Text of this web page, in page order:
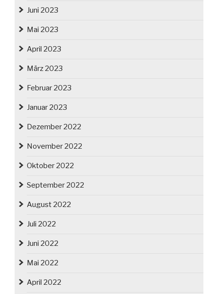
Juni 2023
Mai 2023
April 2023
März 2023
Februar 2023
Januar 2023
Dezember 2022
November 2022
Oktober 2022
September 2022
August 2022
Juli 2022
Juni 2022
Mai 2022
April 2022